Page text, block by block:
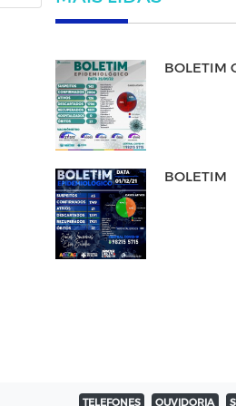
BOLETIM
BOLETIM
TELEFONES OUVIDORIA